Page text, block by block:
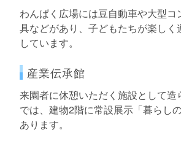
わんぱく広場には豆自動車や大型コ
具などがあり、子どもたちが楽しく
しています。
産業伝承館
来園者に休憩いただく施設として造
では、建物2階に常設展示「暮らし
あります。